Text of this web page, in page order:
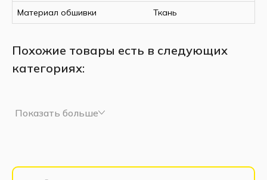
Материал обшивки Ткань
Похожие товары есть в следующих
категориях:
Показать больше